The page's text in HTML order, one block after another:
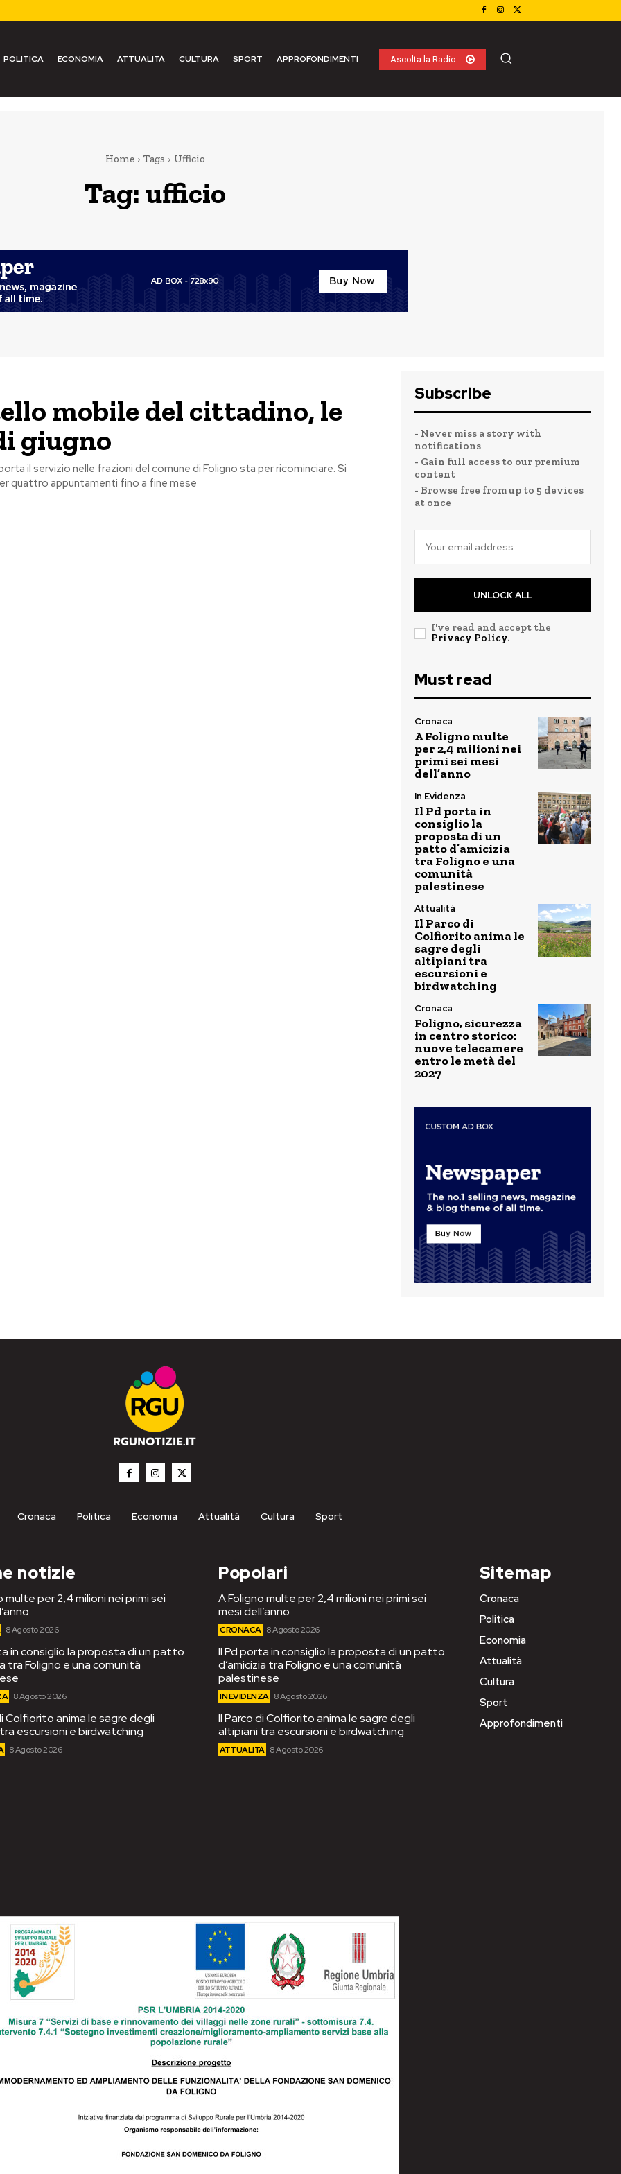
POLITICA ECONOMIA ATTUALITÀ CULTURA SPORT APPROFONDIMENTI Ascolta la Radio
Home Tags Ufficio
Tag:ufficio
mobile del cittadino, le
giugno
il servizio nelle frazioni del comune di Foligno sta per ricominciare. Si
quattro appuntamenti fino a fine mese
Subscribe
- Never miss a story with
notifications
- Gain full access to our premium
content
- Browse free from up to 5 devices
at once
UNLOCK ALL
I've read and accept the
Privacy Policy.
Must read
Cronaca
A Foligno multe
per 2,4 milioni nei
primi sei mesi
dell’anno
In Evidenza
Il Pd porta in
consiglio la
proposta di un
patto d’amicizia
tra Foligno e una
comunità
palestinese
Attualità
Il Parco di
Colfiorito anima le
sagre degli
altipiani tra
escursioni e
birdwatching
Cronaca
Foligno, sicurezza
in centro storico:
nuove telecamere
entro le metà del
2027
Cronaca Politica Economia Attualità Cultura Sport
notizie
multe per 2,4 milioni nei primi sei
8 Agosto 2026
in consiglio la proposta di un patto
tra Foligno e una comunità
8 Agosto 2026
Colfiorito anima le sagre degli
escursioni e birdwatching
8 Agosto 2026
Popolari
A Foligno multe per 2,4 milioni nei primi sei
mesi dell’anno
CRONACA 8 Agosto 2026
Il Pd porta in consiglio la proposta di un patto
d’amicizia tra Foligno e una comunità
palestinese
IN EVIDENZA 8 Agosto 2026
Il Parco di Colfiorito anima le sagre degli
altipiani tra escursioni e birdwatching
ATTUALITÀ 8 Agosto 2026
Sitemap
Cronaca
Politica
Economia
Attualità
Cultura
Sport
Approfondimenti